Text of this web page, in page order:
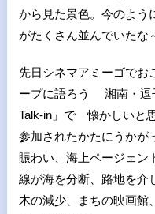
から見た景色。今のよう
がたくさん並んでいたな
先日シネマアミーゴでお
ープに語ろう 湘南・逗
Talk-in」で 懐かしいと
参加されたかたにうかが
賑わい、海上ページェン
線が海を分断、路地を介
木の減少、まちの映画館